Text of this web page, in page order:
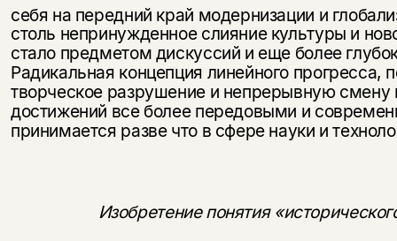
себя на передний край модернизации и
столь непринужденное слияние культуры и
стало предметом дискуссий и еще более
Радикальная концеп­ция линейного
творческое разрушение и непре­рывную смену
достижений все более передовыми и
принимается разве что в сфере науки и
Изобретение понятия